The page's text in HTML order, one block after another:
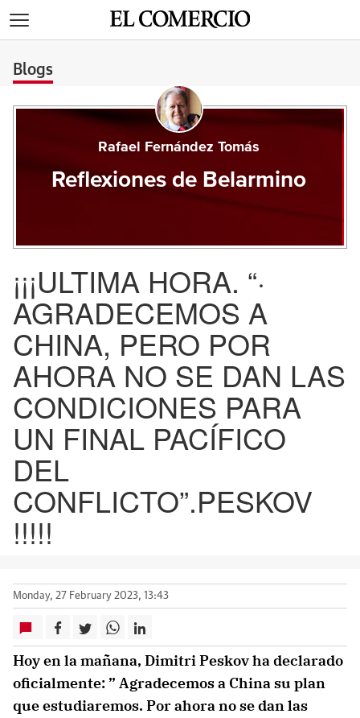
Blogs
Rafael Fernández Tomás
Reflexiones de Belarmino
¡¡¡ULTIMA HORA. “·
AGRADECEMOS A
CHINA, PERO POR
AHORA NO SE DAN LAS
CONDICIONES PARA
UN FINAL PACÍFICO
DEL
CONFLICTO”.PESKOV
!!!!!
Monday, 27 February 2023, 13:43
Hoy en la mañana, Dimitri Peskov ha declarado
oficialmente: ” Agradecemos a China su plan
que estudiaremos. Por ahora no se dan las